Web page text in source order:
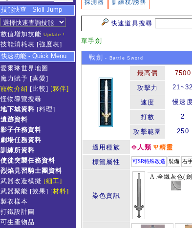
技能快查 - Skill Jump
數值增加技能 Update !
技能消耗表 [強度表]
快速功能 - Quick Menu
愛爾琳世界地圖
魔力賦予 [喜愛]
寵物介紹 [比較] [夥伴]
怪物導覽搜尋
地下城資料 [料理]
遺跡資料
影子任務資料
劇場任務資料
訓練所資料
使徒突襲任務資料
烈焰見習騎士團資料
武器改造模擬 [細工]
武器聚能 [效果] [材料]
製衣樣本
打鐵設計圖
可生產物品
探測器 訓練杖/誘餌
快速道具搜尋
單手劍
戰劍 - Battle Sword
最高價 7500
攻擊力
21~32
速度 慢速
打數 2
攻擊範圍 250
適用種族 Φ人類 Ψ精靈
標籤屬性
可SR特殊改造 裝備 右
染色資訊
A:全鐵灰色(